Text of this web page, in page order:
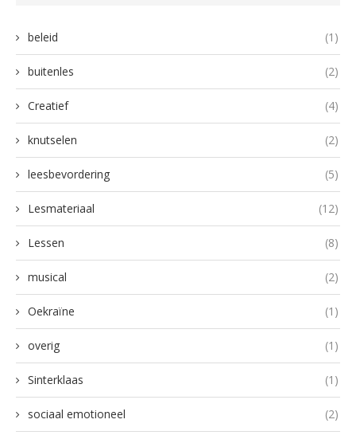
beleid (1)
buitenles (2)
Creatief (4)
knutselen (2)
leesbevordering (5)
Lesmateriaal (12)
Lessen (8)
musical (2)
Oekraïne (1)
overig (1)
Sinterklaas (1)
sociaal emotioneel (2)